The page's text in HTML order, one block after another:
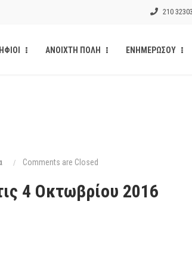
210
ΑΝΟΙΧΤΗ ΠΟΛΗ ΕΝΗΜΕΡΩΣΟΥ
Comments are Closed
4 Οκτωβρίου 2016